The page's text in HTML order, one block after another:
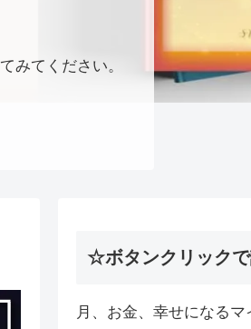
みてください。
☆ボタンクリック
月、お金、幸せになるマ